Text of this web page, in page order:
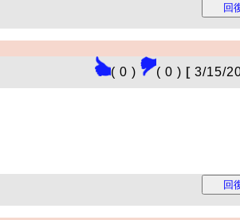
( 0 ) ( 0 ) [ 3/15/